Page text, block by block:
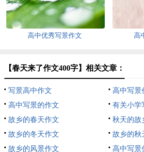
高中优秀写景作文 高
【春天来了作文400字】相关文章：
写景高中作文
高中写景
高中写景的作文
有关小学
篇
故乡的春天作文
秋天的故
故乡的冬天作文
故乡的秋
故乡的风景作文
高中写景